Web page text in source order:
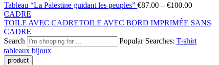
Tableau “La Palestine guidant les peuples” €87.00 – €100.00
CADRE
TOILE AVEC CADRETOILE AVEC BORD IMPRIMÉE SANS
CADRE
Search
Popular Searches: T-shirt
tableaux bijoux